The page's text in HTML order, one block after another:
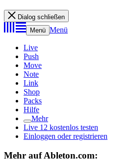
Dialog schließen
Menü Menü
Live
Push
Move
Note
Link
Shop
Packs
Hilfe
Mehr
Live 12 kostenlos testen
Einloggen oder registrieren
Mehr auf Ableton.com: